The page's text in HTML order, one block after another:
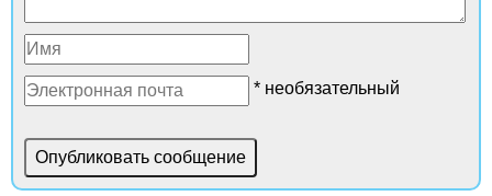
* необязательный